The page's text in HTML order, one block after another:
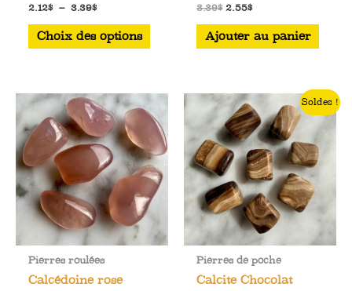
2.12$ – 3.39$Plage
prix :
2.12$
Choix des options
Ce
produit
variations.
Les
options
peuvent
être
choisies
sur
la
3.39$ Le
initial
2.55$Le
actuel
Ajouter au panier
Pierres roulées
Calcédoine rose
Soldes !
Pierres de poche
Calcite Chocolat